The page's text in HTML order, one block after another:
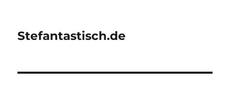
Stefantastisch.de